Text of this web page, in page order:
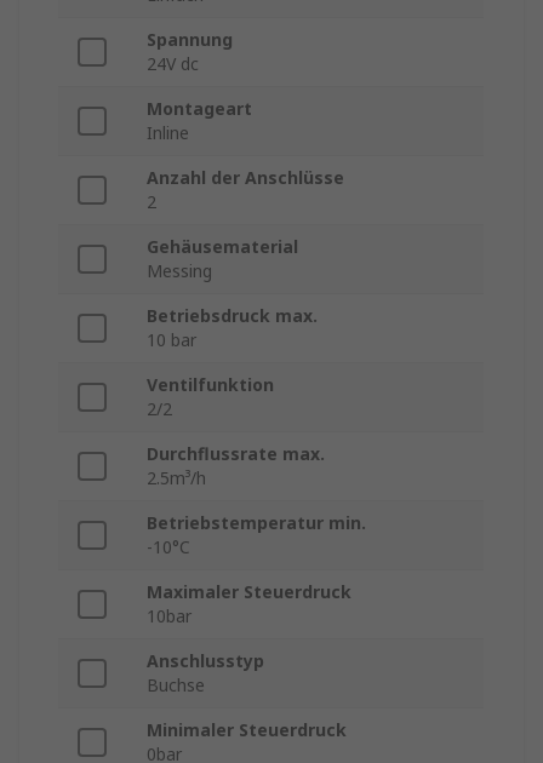
Spannung
24V dc
Montageart
Inline
Anzahl der Anschlüsse
2
Gehäusematerial
Messing
Betriebsdruck max.
10 bar
Ventilfunktion
2/2
Durchflussrate max.
2.5m³/h
Betriebstemperatur min.
-10°C
Maximaler Steuerdruck
10bar
Anschlusstyp
Buchse
Minimaler Steuerdruck
0bar